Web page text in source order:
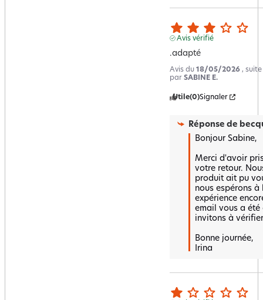
Avis vérifié
.adapté
Avis du 18/05/2026 ,
par SABINE E.
Utile(0)Signaler
Réponse de
Bonjour Sabine,
Merci d'avoir
votre retour.
produit ait pu
nous espérons
expérience
email vous a été
invitons à
Bonne journée,
Irina